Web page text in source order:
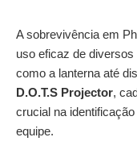
A sobrevivência em
uso eficaz de
como a lanterna até
D.O.T.S Projector,
crucial na
equipe.